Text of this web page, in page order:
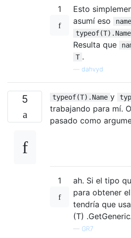
1
Esto
asumí eso
typeof(T).Name
Resulta que
T .
dahvyd
5 typeof(T).Name y
trabajando para mí.
pasado como
1
ah. Si el tipo
para obtener
tendría que
(T)
— GR7